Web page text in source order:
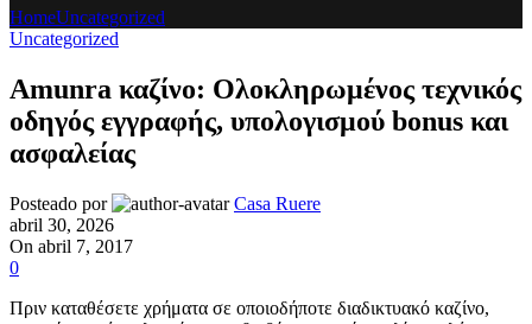
HomeUncategorized
Uncategorized
Amunra καζίνο: Ολοκληρωμένος τεχνικός
οδηγός εγγραφής, υπολογισμού bonus και
ασφαλείας
Posteado por
Casa Ruere
abril 30, 2026
On abril 7, 2017
0
Πριν καταθέσετε χρήματα σε οποιοδήποτε διαδικτυακό καζίνο,